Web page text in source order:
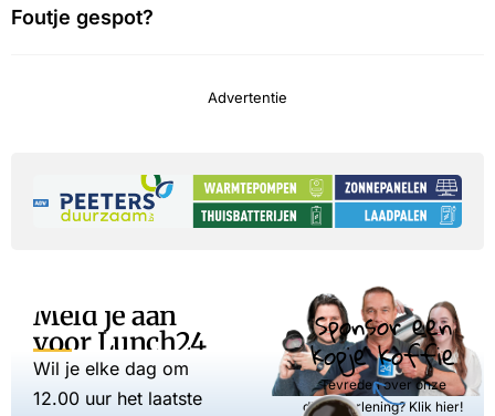
Foutje gespot?
Advertentie
Meld je aan
voor Lunch24
Wil je elke dag om
12.00 uur het laatste
Sponsor een
kopje koffie
Tevreden over onze
dienstverlening? Klik hier!